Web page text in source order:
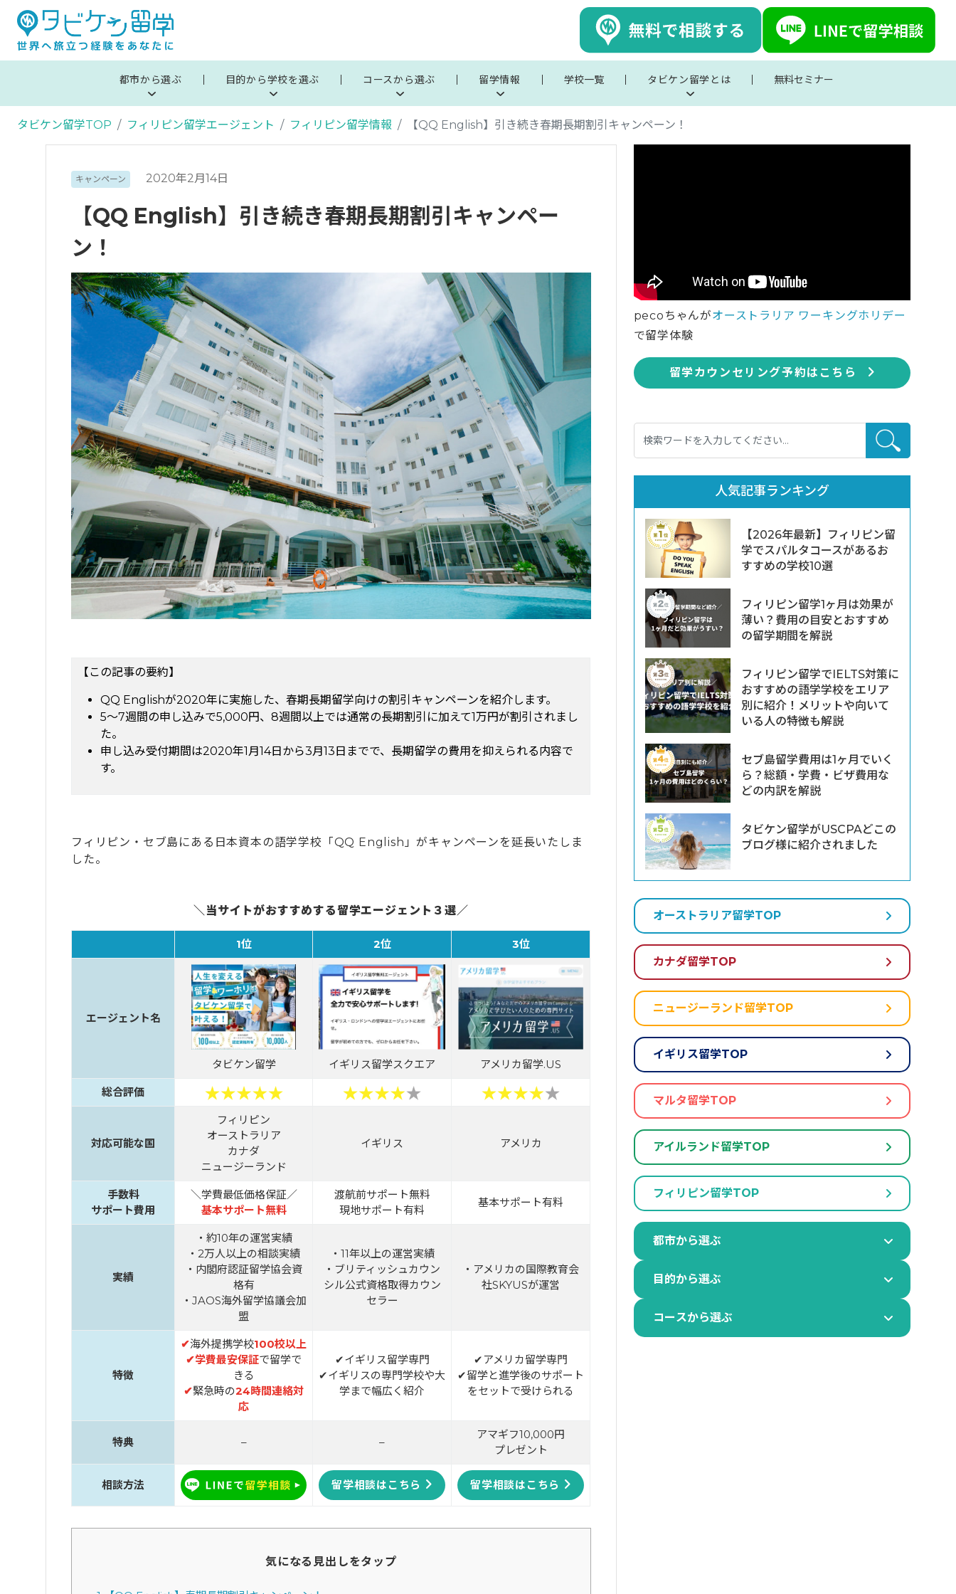
都市から選ぶ 目的から学校を選ぶ コースから選ぶ 留学情報 学校一覧 タビケン留学とは 無料セミナー
タビケン留学TOP フィリピン留学エージェント フィリピン留学情報 【QQ English】引き続き春期長期割引キャンペーン！
キャンペーン 2020年2月14日
【QQ English】引き続き春期長期割引キャンペー
ン！
【この記事の要約】
QQ Englishが2020年に実施した、春期長期留学向けの割引キャンペーンを紹介します。
5〜7週間の申し込みで5,000円、8週間以上では通常の長期割引に加えて1万円が割引されまし
た。
申し込み受付期間は2020年1月14日から3月13日までで、長期留学の費用を抑えられる内容で
す。
フィリピン・セブ島にある日本資本の語学学校「QQ English」がキャンペーンを延長いたしま
した。
＼当サイトがおすすめする留学エージェント３選／
1位 2位 3位
エージェント名
タビケン留学 イギリス留学スクエア アメリカ留学.US
総合評価
対応可能な国
フィリピン
オーストラリア
カナダ
ニュージーランド
イギリス アメリカ
手数料
サポート費用
＼学費最低価格保証／
基本サポート無料
渡航前サポート無料
現地サポート有料
基本サポート有料
実績
・約10年の運営実績
・2万人以上の相談実績
・内閣府認証留学協会資
格有
・JAOS海外留学協議会加
盟
・11年以上の運営実績
・ブリティッシュカウン
シル公式資格取得カウン
セラー
・アメリカの国際教育会
社SKYUSが運営
特徴
✔海外提携学校100校以上
✔学費最安保証で留学で
きる
✔緊急時の24時間連絡対
応
✔イギリス留学専門
✔イギリスの専門学校や大
学まで幅広く紹介
✔アメリカ留学専門
✔留学と進学後のサポート
をセットで受けられる
特典 – –
アマギフ10,000円
プレゼント
相談方法 留学相談はこちら 留学相談はこちら
気になる見出しをタップ
pecoちゃんがオーストラリア ワーキングホリデー
で留学体験
留学カウンセリング予約はこちら
人気記事ランキング
【2026年最新】フィリピン留
学でスパルタコースがあるお
すすめの学校10選
フィリピン留学1ヶ月は効果が
薄い？費用の目安とおすすめ
の留学期間を解説
フィリピン留学でIELTS対策に
おすすめの語学学校をエリア
別に紹介！メリットや向いて
いる人の特徴も解説
セブ島留学費用は1ヶ月でいく
ら？総額・学費・ビザ費用な
どの内訳を解説
タビケン留学がUSCPAどこの
ブログ様に紹介されました
オーストラリア留学TOP
カナダ留学TOP
ニュージーランド留学TOP
イギリス留学TOP
マルタ留学TOP
アイルランド留学TOP
フィリピン留学TOP
都市から選ぶ
目的から選ぶ
コースから選ぶ